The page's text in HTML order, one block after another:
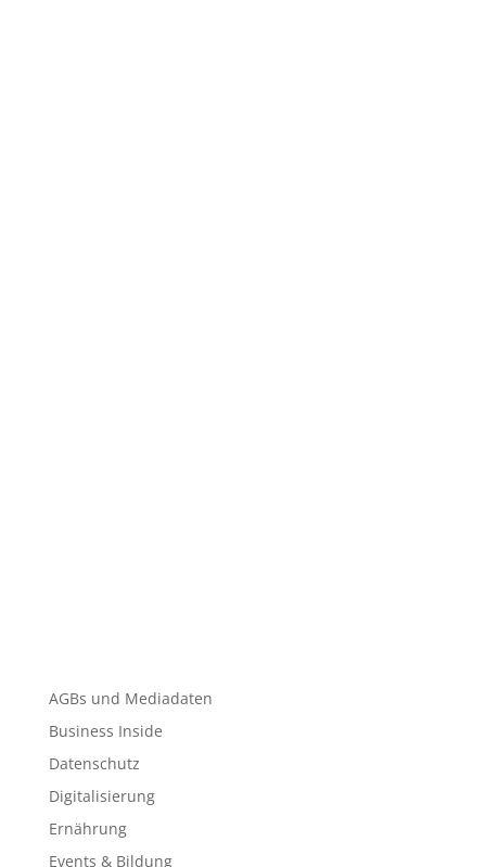
AGBs und Mediadaten
Business Inside
Datenschutz
Digitalisierung
Ernährung
Events & Bildung